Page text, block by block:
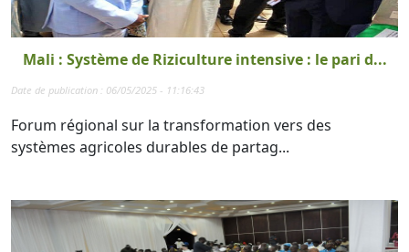
Mali : Système de Riziculture intensive : le pari d...
Date de publication : 06/05/2025 - 11:16:43
Forum régional sur la transformation vers des
systèmes agricoles durables de partag...